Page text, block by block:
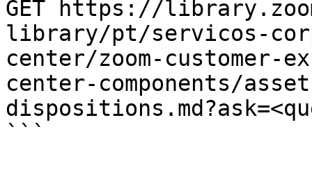
GET https://
library/pt/servicos-
center/zoom-customer-
center-components/
```